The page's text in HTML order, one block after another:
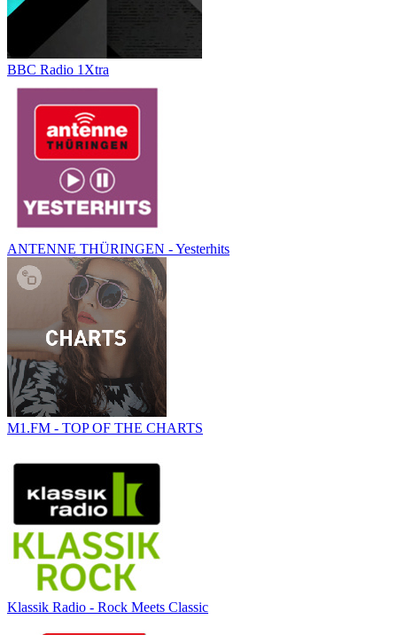
BBC Radio 1Xtra
ANTENNE THÜRINGEN - Yesterhits
M1.FM - TOP OF THE CHARTS
Klassik Radio - Rock Meets Classic